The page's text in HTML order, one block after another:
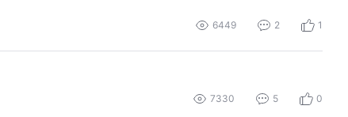
6449 2 1
7330 5 0